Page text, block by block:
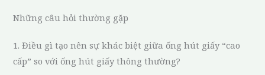
Những câu hỏi thường gặp
1. Điều gì tạo nên sự khác biệt giữa ống hút giấy “cao
cấp” so với ống hút giấy thông thường?